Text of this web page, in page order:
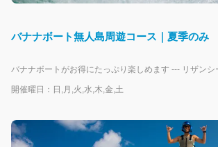
バナナボート無人島周遊コース｜夏季のみ
開催曜日：日,月,火,水,木,金,土